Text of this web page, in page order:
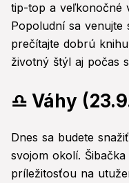
tip-top a veľkonočné
Popoludní sa venujte
prečítajte dobrú
životný štýl aj počas
♎ Váhy
Dnes sa budete
svojom okolí.
príležitosťou na